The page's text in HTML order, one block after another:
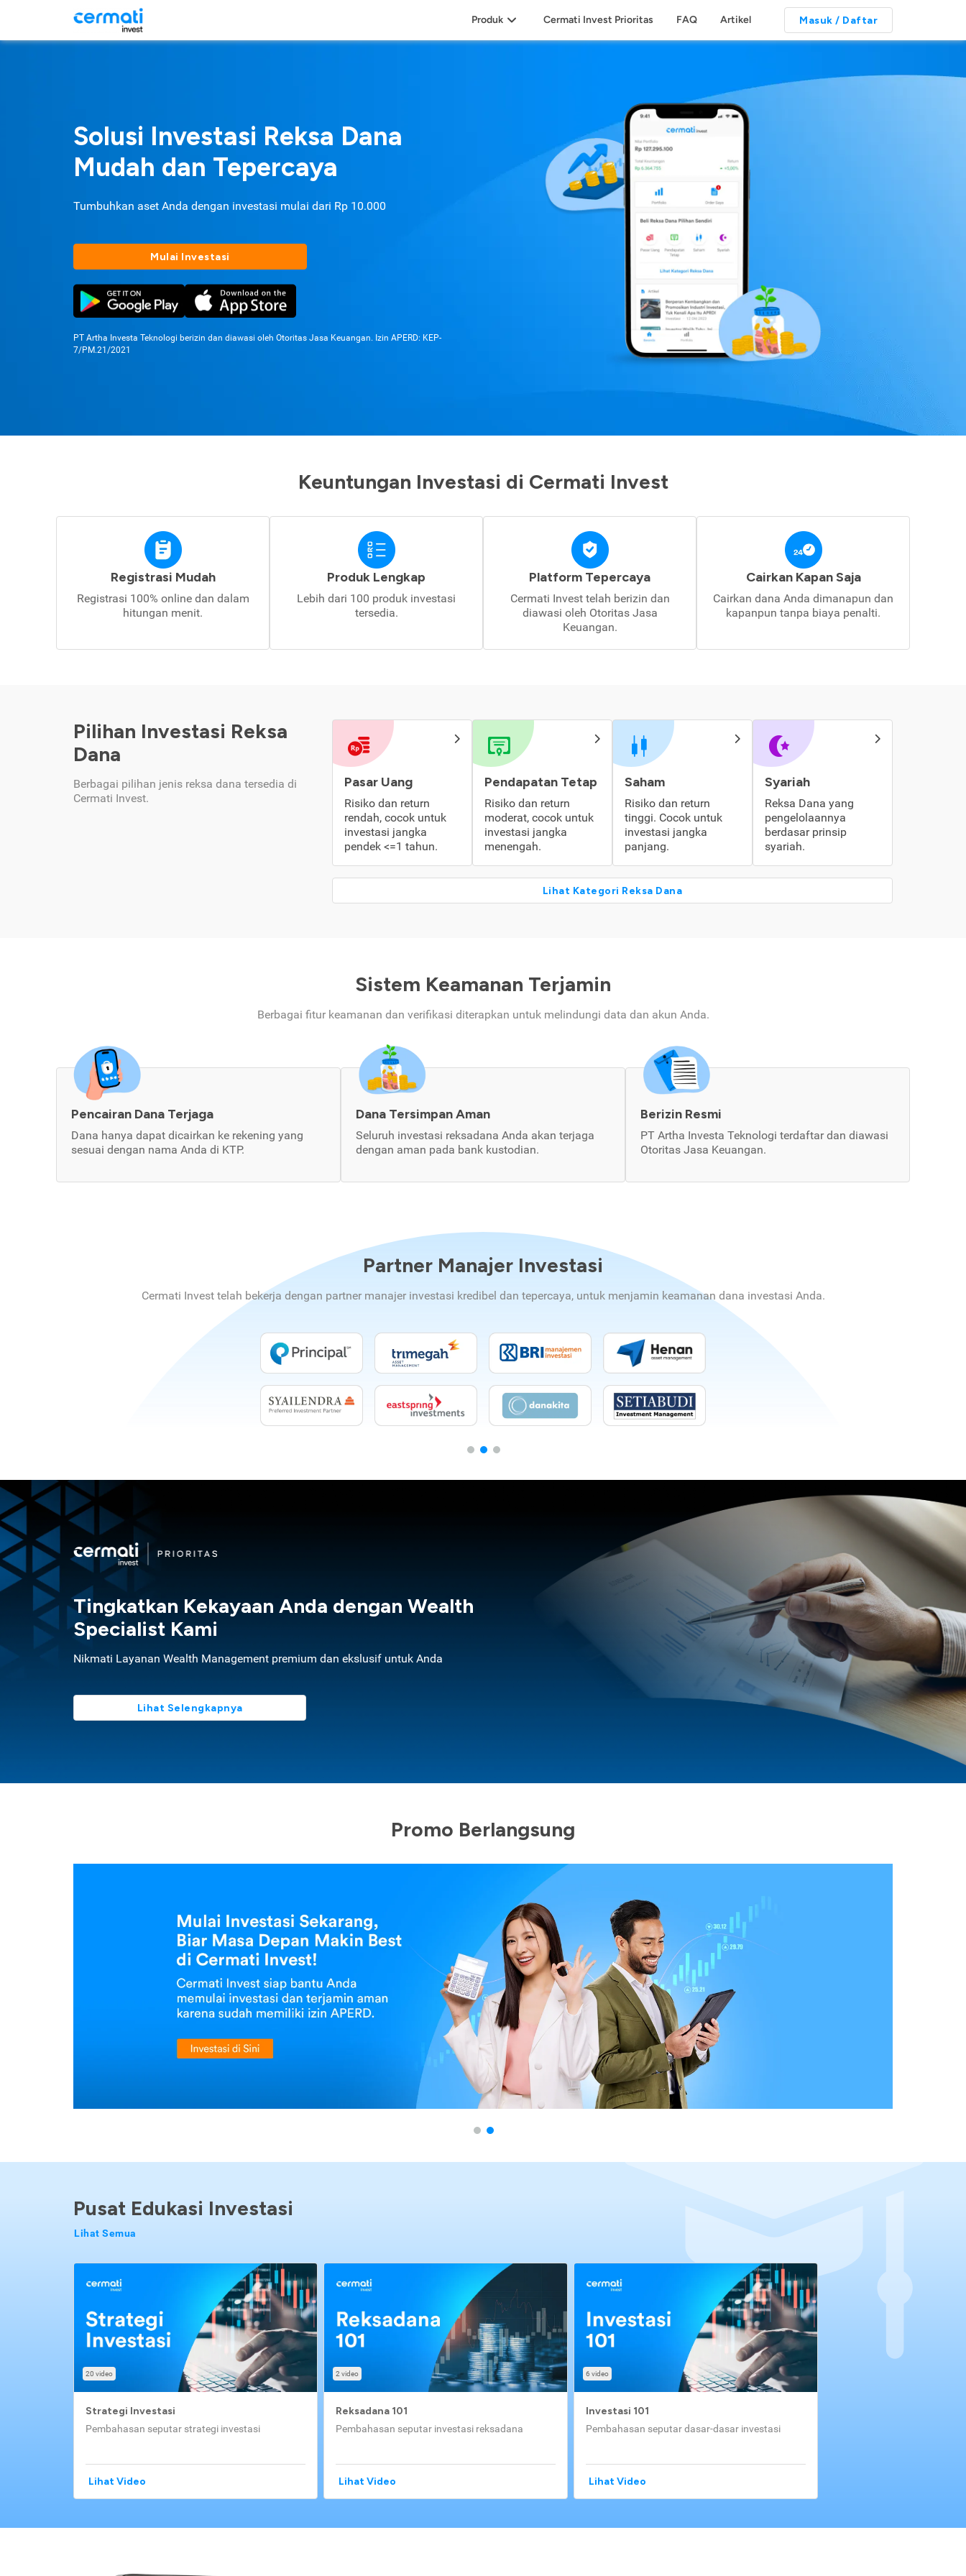
Produk Cermati Invest Prioritas FAQ Artikel Masuk / Daftar
Solusi Investasi Reksa Dana
Mudah dan Tepercaya
Tumbuhkan aset Anda dengan investasi mulai dari Rp 10.000
Mulai Investasi
PT Artha Investa Teknologi berizin dan diawasi oleh Otoritas Jasa Keuangan. Izin APERD: KEP-
7/PM.21/2021
Keuntungan Investasi di Cermati Invest
Registrasi Mudah
Registrasi 100% online dan dalam
hitungan menit.
Produk Lengkap
Lebih dari 100 produk investasi
tersedia.
Platform Tepercaya
Cermati Invest telah berizin dan
diawasi oleh Otoritas Jasa
Keuangan.
Cairkan Kapan Saja
Cairkan dana Anda dimanapun dan
kapanpun tanpa biaya penalti.
Pilihan Investasi Reksa
Dana
Berbagai pilihan jenis reksa dana tersedia di
Cermati Invest.
Pasar Uang
Risiko dan return
rendah, cocok untuk
investasi jangka
pendek <=1 tahun.
Pendapatan Tetap
Risiko dan return
moderat, cocok untuk
investasi jangka
menengah.
Saham
Risiko dan return
tinggi. Cocok untuk
investasi jangka
panjang.
Syariah
Reksa Dana yang
pengelolaannya
berdasar prinsip
syariah.
Lihat Kategori Reksa Dana
Sistem Keamanan Terjamin
Berbagai fitur keamanan dan verifikasi diterapkan untuk melindungi data dan akun Anda.
Pencairan Dana Terjaga
Dana hanya dapat dicairkan ke rekening yang
sesuai dengan nama Anda di KTP.
Dana Tersimpan Aman
Seluruh investasi reksadana Anda akan terjaga
dengan aman pada bank kustodian.
Berizin Resmi
PT Artha Investa Teknologi terdaftar dan diawasi
Otoritas Jasa Keuangan.
Partner Manajer Investasi
Cermati Invest telah bekerja dengan partner manajer investasi kredibel dan tepercaya, untuk menjamin keamanan dana investasi Anda.
Tingkatkan Kekayaan Anda dengan Wealth
Specialist Kami
Nikmati Layanan Wealth Management premium dan ekslusif untuk Anda
Lihat Selengkapnya
Promo Berlangsung
Pusat Edukasi Investasi
Lihat Semua
20 video
Strategi Investasi
Pembahasan seputar strategi investasi
Lihat Video
2 video
Reksadana 101
Pembahasan seputar investasi reksadana
Lihat Video
6 video
Investasi 101
Pembahasan seputar dasar-dasar investasi
Lihat Video